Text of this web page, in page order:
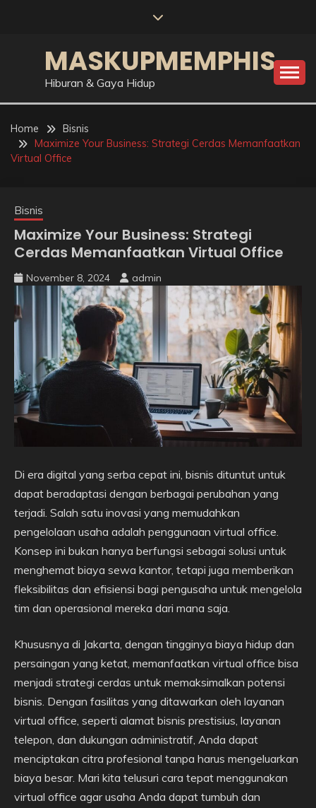
MASKUPMEMPHIS
Hiburan & Gaya Hidup
Home
Bisnis
Maximize Your Business: Strategi Cerdas Memanfaatkan
Virtual Office
Bisnis
Maximize Your Business: Strategi
Cerdas Memanfaatkan Virtual Office
November 8, 2024 admin
Di era digital yang serba cepat ini, bisnis dituntut untuk
dapat beradaptasi dengan berbagai perubahan yang
terjadi. Salah satu inovasi yang memudahkan
pengelolaan usaha adalah penggunaan virtual office.
Konsep ini bukan hanya berfungsi sebagai solusi untuk
menghemat biaya sewa kantor, tetapi juga memberikan
fleksibilitas dan efisiensi bagi pengusaha untuk mengelola
tim dan operasional mereka dari mana saja.
Khususnya di Jakarta, dengan tingginya biaya hidup dan
persaingan yang ketat, memanfaatkan virtual office bisa
menjadi strategi cerdas untuk memaksimalkan potensi
bisnis. Dengan fasilitas yang ditawarkan oleh layanan
virtual office, seperti alamat bisnis prestisius, layanan
telepon, dan dukungan administratif, Anda dapat
menciptakan citra profesional tanpa harus mengeluarkan
biaya besar. Mari kita telusuri cara tepat menggunakan
virtual office agar usaha Anda dapat tumbuh dan